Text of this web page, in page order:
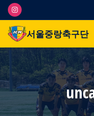
서울중랑축구단